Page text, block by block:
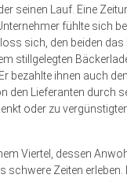
seinen Lauf. Eine
fühlte sich
sich, den beiden das
stillgelegten
bezahlte ihnen auch
den Lieferanten durch
oder zu
Viertel, dessen
schwere Zeiten